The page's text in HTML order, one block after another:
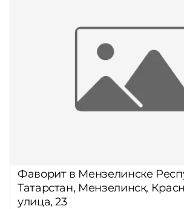
Фаворит в Мензелинске
Татарстан, Мензелинск,
улица, 23